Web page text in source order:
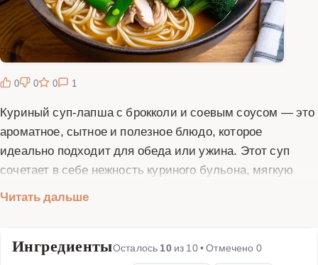
0 0 0 1
Куриный суп-лапша с брокколи и соевым соусом — это
ароматное, сытное и полезное блюдо, которое
идеально подходит для обеда или ужина. Этот суп
сочетает в себе нежность куриного бульона, мягкую
который придает блюду особый вкус. Брокколи
делая его не только вкусным, но и очень полезным.
Читать дальше
ИнгредиентыОсталось 10из 10• Отмечено 0